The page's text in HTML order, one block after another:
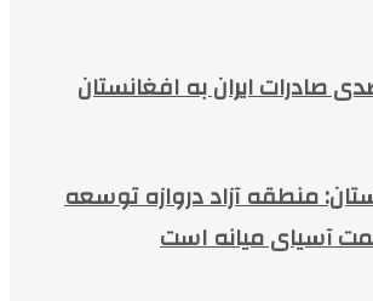
منطقه آزاد دروازه توسعه
آسیای میانه است